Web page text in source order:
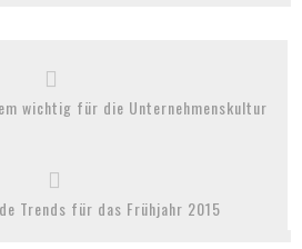
wichtig für die Unternehmenskultur
Trends für das Frühjahr 2015